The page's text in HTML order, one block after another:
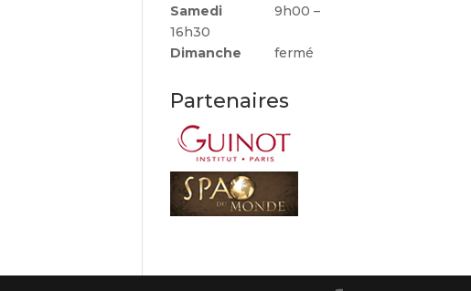
Samedi
9h00 –
16h30
Dimanche
fermé
Partenaires